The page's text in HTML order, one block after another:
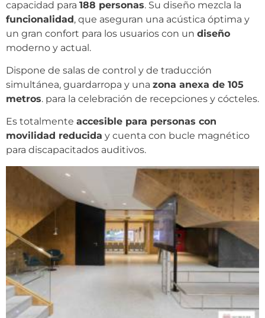
capacidad para 188 personas. Su diseño mezcla la
funcionalidad, que aseguran una acústica óptima y
un gran confort para los usuarios con un diseño
moderno y actual.
Dispone de salas de control y de traducción
simultánea, guardarropa y una zona anexa de 105
metros. para la celebración de recepciones y cócteles.
Es totalmente accesible para personas con
movilidad reducida y cuenta con bucle magnético
para discapacitados auditivos.